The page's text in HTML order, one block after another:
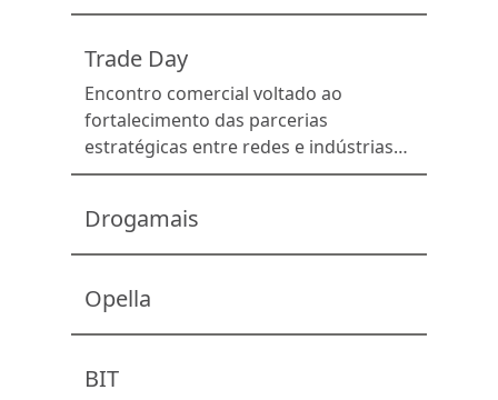
Educação Corporativa), com apoio do
O levantamento […]
Trade Day
Encontro comercial voltado ao
fortalecimento das parcerias
estratégicas entre redes e indústrias
do portfólio Febrafar.
Drogamais
Opella
BIT